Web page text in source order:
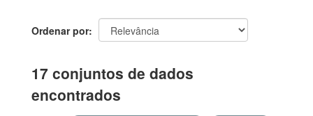
Ordenar por
17 conjuntos de dados
encontrados